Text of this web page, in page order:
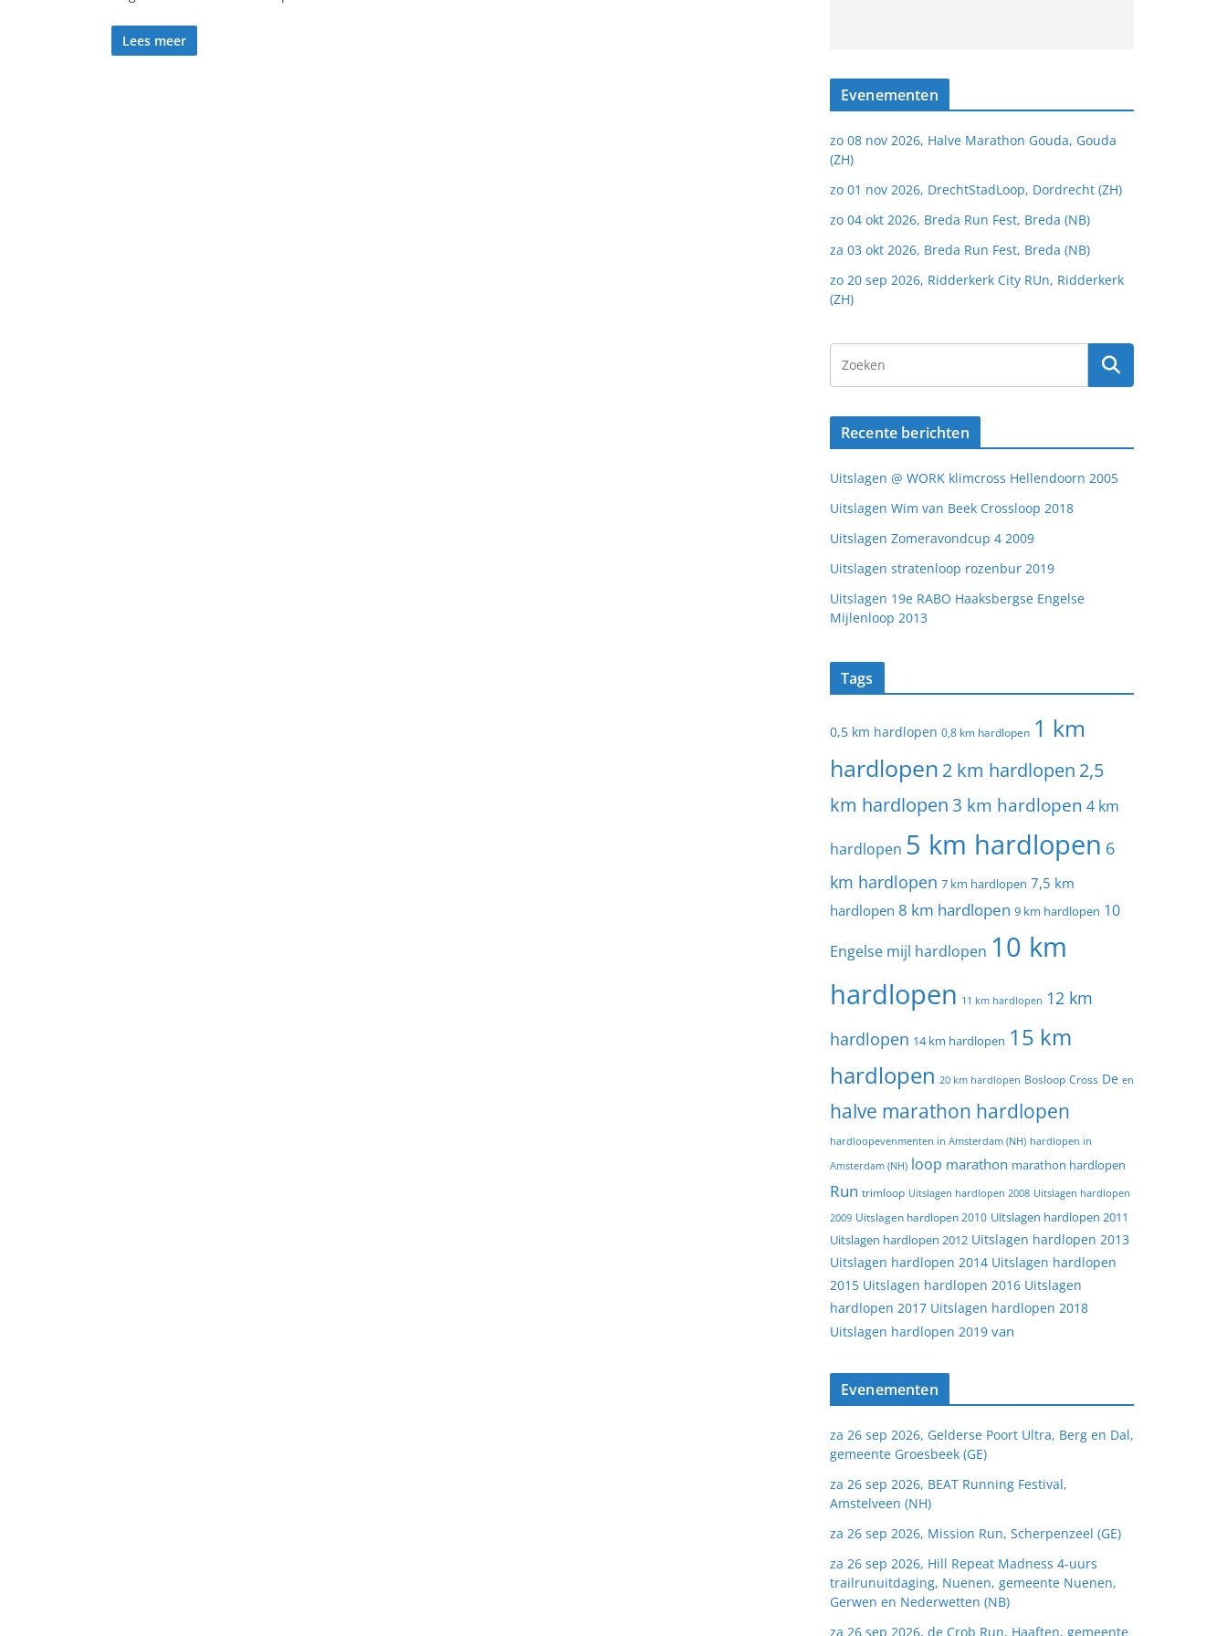
Lees meer
Evenementen
zo 08 nov 2026, Halve Marathon Gouda, Gouda
(ZH)
zo 01 nov 2026, DrechtStadLoop, Dordrecht (ZH)
zo 04 okt 2026, Breda Run Fest, Breda (NB)
za 03 okt 2026, Breda Run Fest, Breda (NB)
zo 20 sep 2026, Ridderkerk City RUn, Ridderkerk
(ZH)
Recente berichten
Uitslagen @ WORK klimcross Hellendoorn 2005
Uitslagen Wim van Beek Crossloop 2018
Uitslagen Zomeravondcup 4 2009
Uitslagen stratenloop rozenbur 2019
Uitslagen 19e RABO Haaksbergse Engelse
Mijlenloop 2013
Tags
0,5 km hardlopen 0,8 km hardlopen 1 km
hardlopen 2 km hardlopen 2,5
km hardlopen 3 km hardlopen 4 km
hardlopen 5 km hardlopen 6
km hardlopen 7 km hardlopen 7,5 km
hardlopen 8 km hardlopen 9 km hardlopen 10
Engelse mijl hardlopen 10 km
hardlopen 11 km hardlopen 12 km
hardlopen 14 km hardlopen 15 km
hardlopen 20 km hardlopen Bosloop Cross De en
halve marathon hardlopen
hardloopevenmenten in Amsterdam (NH) hardlopen in
Amsterdam (NH) loop marathon marathon hardlopen
Run trimloop Uitslagen hardlopen 2008 Uitslagen hardlopen
2009 Uitslagen hardlopen 2010 Uitslagen hardlopen 2011
Uitslagen hardlopen 2012 Uitslagen hardlopen 2013
Uitslagen hardlopen 2014 Uitslagen hardlopen
2015 Uitslagen hardlopen 2016 Uitslagen
hardlopen 2017 Uitslagen hardlopen 2018
Uitslagen hardlopen 2019 van
Evenementen
za 26 sep 2026, Gelderse Poort Ultra, Berg en Dal,
gemeente Groesbeek (GE)
za 26 sep 2026, BEAT Running Festival,
Amstelveen (NH)
za 26 sep 2026, Mission Run, Scherpenzeel (GE)
za 26 sep 2026, Hill Repeat Madness 4-uurs
trailrunuitdaging, Nuenen, gemeente Nuenen,
Gerwen en Nederwetten (NB)
za 26 sep 2026, de Crob Run, Haaften, gemeente